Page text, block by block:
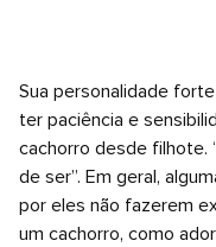
Sua personalidade
ter paciência e
cachorro desde filhote.
de ser”. Em geral,
por eles não fazerem
um cachorro, como